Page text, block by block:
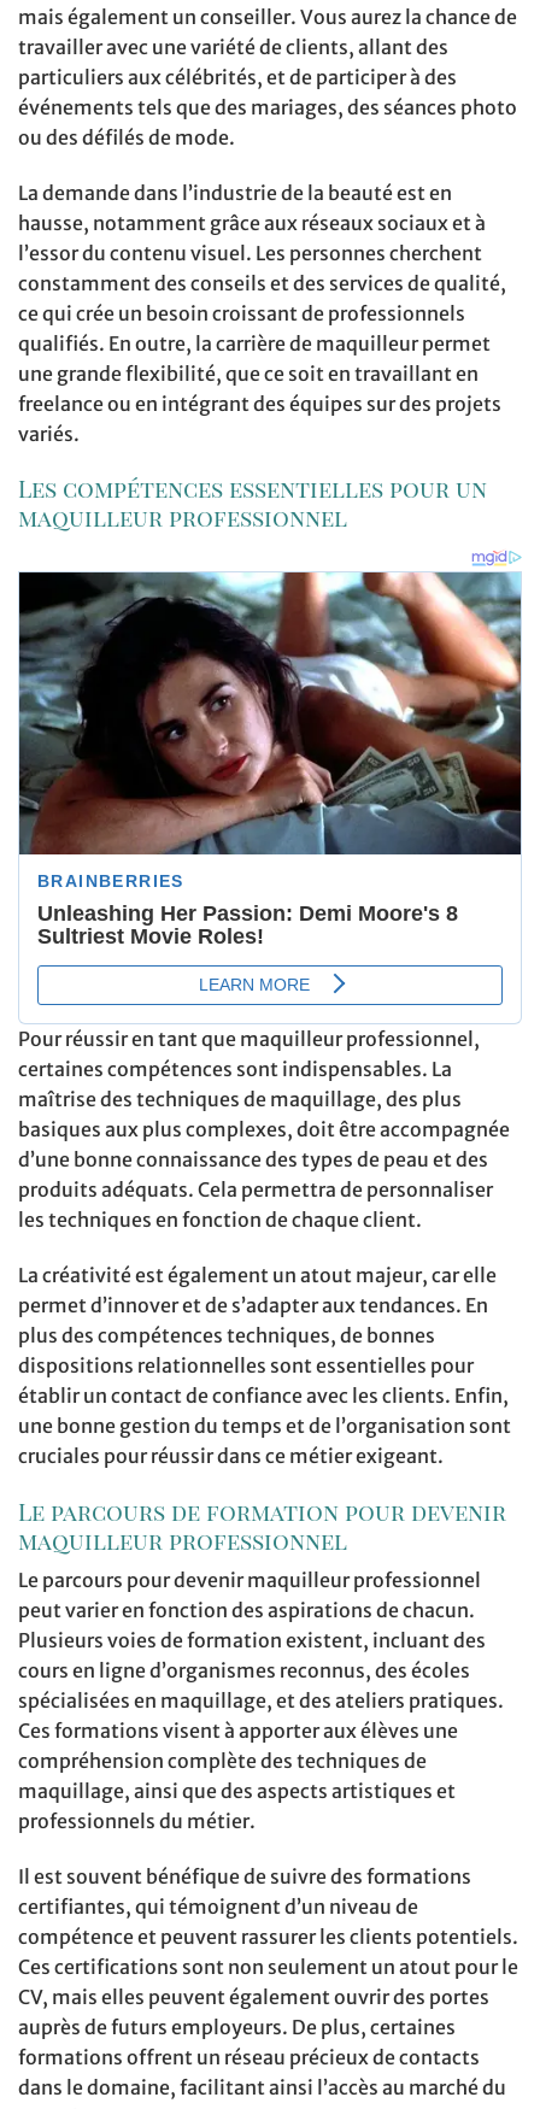
mais également un conseiller. Vous aurez la chance de
travailler avec une variété de clients, allant des
particuliers aux célébrités, et de participer à des
événements tels que des mariages, des séances photo
ou des défilés de mode.
La demande dans l’industrie de la beauté est en
hausse, notamment grâce aux réseaux sociaux et à
l’essor du contenu visuel. Les personnes cherchent
constamment des conseils et des services de qualité,
ce qui crée un besoin croissant de professionnels
qualifiés. En outre, la carrière de maquilleur permet
une grande flexibilité, que ce soit en travaillant en
freelance ou en intégrant des équipes sur des projets
variés.
Les compétences essentielles pour un
maquilleur professionnel
Pour réussir en tant que maquilleur professionnel,
certaines compétences sont indispensables. La
maîtrise des techniques de maquillage, des plus
basiques aux plus complexes, doit être accompagnée
d’une bonne connaissance des types de peau et des
produits adéquats. Cela permettra de personnaliser
les techniques en fonction de chaque client.
La créativité est également un atout majeur, car elle
permet d’innover et de s’adapter aux tendances. En
plus des compétences techniques, de bonnes
dispositions relationnelles sont essentielles pour
établir un contact de confiance avec les clients. Enfin,
une bonne gestion du temps et de l’organisation sont
cruciales pour réussir dans ce métier exigeant.
Le parcours de formation pour devenir
maquilleur professionnel
Le parcours pour devenir maquilleur professionnel
peut varier en fonction des aspirations de chacun.
Plusieurs voies de formation existent, incluant des
cours en ligne d’organismes reconnus, des écoles
spécialisées en maquillage, et des ateliers pratiques.
Ces formations visent à apporter aux élèves une
compréhension complète des techniques de
maquillage, ainsi que des aspects artistiques et
professionnels du métier.
Il est souvent bénéfique de suivre des formations
certifiantes, qui témoignent d’un niveau de
compétence et peuvent rassurer les clients potentiels.
Ces certifications sont non seulement un atout pour le
CV, mais elles peuvent également ouvrir des portes
auprès de futurs employeurs. De plus, certaines
formations offrent un réseau précieux de contacts
dans le domaine, facilitant ainsi l’accès au marché du